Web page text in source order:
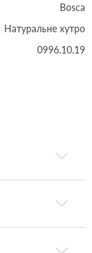
Bosca
Натуральне хутро
0996.10.19